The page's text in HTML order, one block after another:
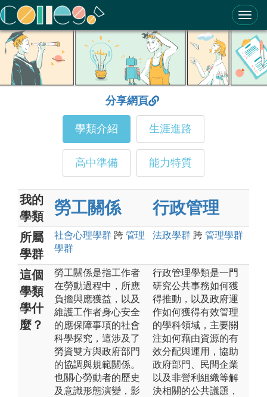
ColleGo! 大學選才與高中育才輔助系統
分享網頁
學類介紹 生涯進路
高中準備 能力特質
我的
學類
勞工關係 行政管理
所屬
學群
社會心理學群 跨 管理
學群
法政學群 跨 管理學群
這個
學類
學什
麼？
勞工關係是指工作者
在勞動過程中，所應
負擔與應獲益，以及
維護工作者身心安全
的應保障事項的社會
科學探究，這涉及了
勞資雙方與政府部門
的協調與規範關係。
也關心勞動者的歷史
及意識形態演變，影
行政管理學類是一門
研究公共事務如何獲
得推動，以及政府運
作如何獲得有效管理
的學科領域，主要關
注如何藉由資源的有
效分配與運用，協助
政府部門、民間企業
以及非營利組織等解
決相關的公共議題，